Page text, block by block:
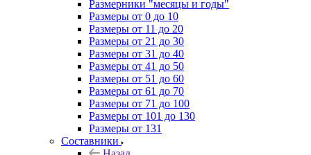
Размерники "месяцы и годы"
Размеры от 0 до 10
Размеры от 11 до 20
Размеры от 21 до 30
Размеры от 31 до 40
Размеры от 41 до 50
Размеры от 51 до 60
Размеры от 61 до 70
Размеры от 71 до 100
Размеры от 101 до 130
Размеры от 131
Составники